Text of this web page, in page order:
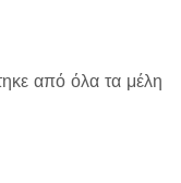
από όλα τα μέλη